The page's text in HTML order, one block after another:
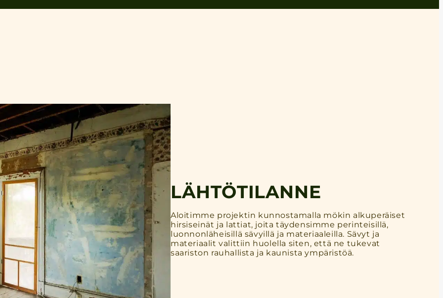
LÄHTÖTILANNE
Aloitimme projektin kunnostamalla mökin alkuperäiset
hirsiseinät ja lattiat, joita täydensimme perinteisillä,
luonnonläheisillä sävyillä ja materiaaleilla. Sävyt ja
materiaalit valittiin huolella siten, että ne tukevat
saariston rauhallista ja kaunista ympäristöä.